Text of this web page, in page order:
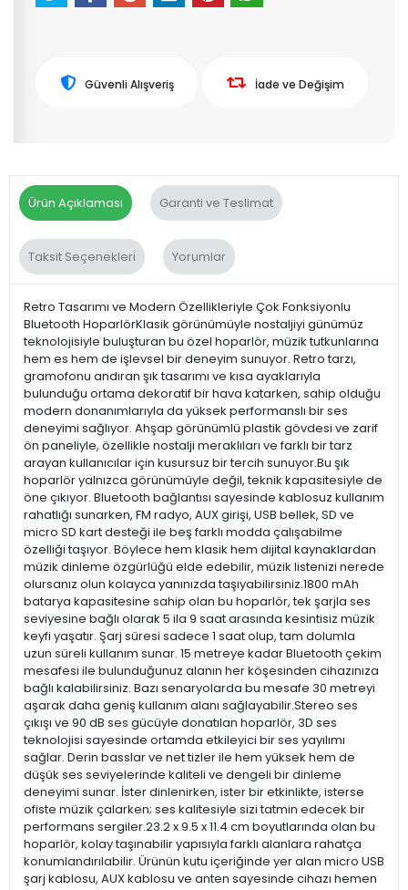
Güvenli Alışveriş İade ve Değişim
Ürün Açıklaması Garanti ve Teslimat
Taksit Seçenekleri Yorumlar
Retro Tasarımı ve Modern Özellikleriyle Çok Fonksiyonlu
Bluetooth HoparlörKlasik görünümüyle nostaljiyi günümüz
teknolojisiyle buluşturan bu özel hoparlör, müzik tutkunlarına
hem es hem de işlevsel bir deneyim sunuyor. Retro tarzı,
gramofonu andıran şık tasarımı ve kısa ayaklarıyla
bulunduğu ortama dekoratif bir hava katarken, sahip olduğu
modern donanımlarıyla da yüksek performanslı bir ses
deneyimi sağlıyor. Ahşap görünümlü plastik gövdesi ve zarif
ön paneliyle, özellikle nostalji meraklıları ve farklı bir tarz
arayan kullanıcılar için kusursuz bir tercih sunuyor.Bu şık
hoparlör yalnızca görünümüyle değil, teknik kapasitesiyle de
öne çıkıyor. Bluetooth bağlantısı sayesinde kablosuz kullanım
rahatlığı sunarken, FM radyo, AUX girişi, USB bellek, SD ve
micro SD kart desteği ile beş farklı modda çalışabilme
özelliği taşıyor. Böylece hem klasik hem dijital kaynaklardan
müzik dinleme özgürlüğü elde edebilir, müzik listenizi nerede
olursanız olun kolayca yanınızda taşıyabilirsiniz.1800 mAh
batarya kapasitesine sahip olan bu hoparlör, tek şarjla ses
seviyesine bağlı olarak 5 ila 9 saat arasında kesintisiz müzik
keyfi yaşatır. Şarj süresi sadece 1 saat olup, tam dolumla
uzun süreli kullanım sunar. 15 metreye kadar Bluetooth çekim
mesafesi ile bulunduğunuz alanın her köşesinden cihazınıza
bağlı kalabilirsiniz. Bazı senaryolarda bu mesafe 30 metreyi
aşarak daha geniş kullanım alanı sağlayabilir.Stereo ses
çıkışı ve 90 dB ses gücüyle donatılan hoparlör, 3D ses
teknolojisi sayesinde ortamda etkileyici bir ses yayılımı
sağlar. Derin basslar ve net tizler ile hem yüksek hem de
düşük ses seviyelerinde kaliteli ve dengeli bir dinleme
deneyimi sunar. İster dinlenirken, ister bir etkinlikte, isterse
ofiste müzik çalarken; ses kalitesiyle sizi tatmin edecek bir
performans sergiler.23.2 x 9.5 x 11.4 cm boyutlarında olan bu
hoparlör, kolay taşınabilir yapısıyla farklı alanlara rahatça
konumlandırılabilir. Ürünün kutu içeriğinde yer alan micro USB
şarj kablosu, AUX kablosu ve anten sayesinde cihazı hemen